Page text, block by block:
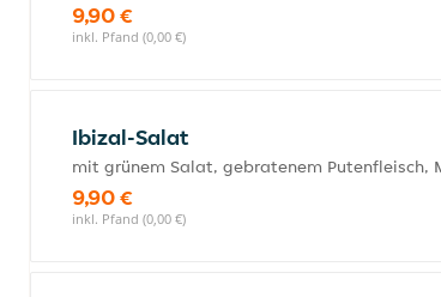
9,90 €
inkl. Pfand (0,00 €)
Ibizal-Salat
mit grünem Salat, gebratenem Putenfleisch,
9,90 €
inkl. Pfand (0,00 €)